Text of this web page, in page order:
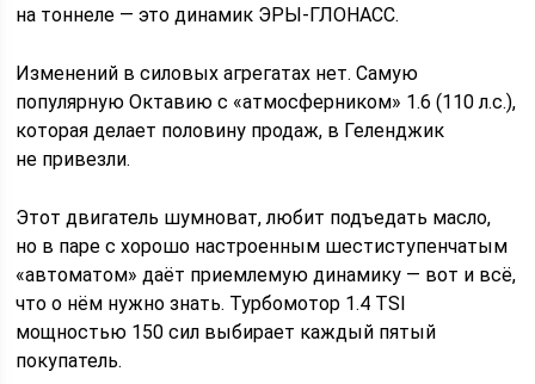
на тоннеле — это динамик ЭРЫ-ГЛОНАСС.
Изменений в силовых агрегатах нет. Самую
популярную Октавию с «атмосферником» 1.6 (110 л.с.),
которая делает половину продаж, в Геленджик
не привезли.
Этот двигатель шумноват, любит подъедать масло,
но в паре с хорошо настроенным шестиступенчатым
«автоматом» даёт приемлемую динамику — вот и всё,
что о нём нужно знать. Турбомотор 1.4 TSI
мощностью 150 сил выбирает каждый пятый
покупатель.